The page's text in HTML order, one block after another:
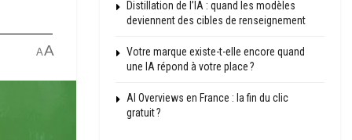
AA
Distillation de l’IA : quand les modèles
deviennent des cibles de renseignement
Votre marque existe-t-elle encore quand
une IA répond à votre place ?
AI Overviews en France : la fin du clic
gratuit ?